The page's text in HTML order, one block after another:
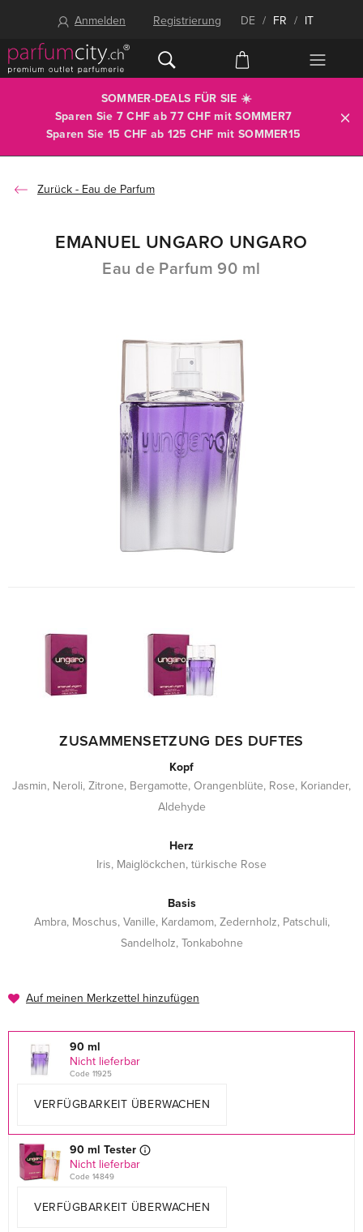
Anmelden Registrierung DE / FR / IT
SOMMER-DEALS FÜR SIE ☀️
Sparen Sie 7 CHF ab 77 CHF mitSOMMER7
Sparen Sie 15 CHF ab 125 CHF mit SOMMER15
Eau de Parfum
EMANUEL UNGARO UNGARO
Eau de Parfum 90 ml
ZUSAMMENSETZUNG DES DUFTES
Kopf
Jasmin, Neroli, Zitrone, Bergamotte, Orangenblüte, Rose, Koriander,
Aldehyde
Herz
Iris, Maiglöckchen, türkische Rose
Basis
Ambra, Moschus, Vanille, Kardamom, Zedernholz, Patschuli,
Sandelholz, Tonkabohne
Auf meinen Merkzettel hinzufügen
90 ml
Nicht lieferbar
Code 11925
VERFÜGBARKEIT ÜBERWACHEN
90 ml Tester
Nicht lieferbar
Code 14849
VERFÜGBARKEIT ÜBERWACHEN